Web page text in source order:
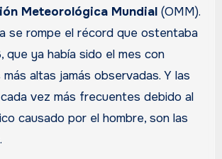
Meteorológica Mundial(OMM).
se rompe el récord que ostentaba
que ya había sido el mes con
altas jamás observadas. Y las
vez más frecuentes debido al
causado por el hombre, son las